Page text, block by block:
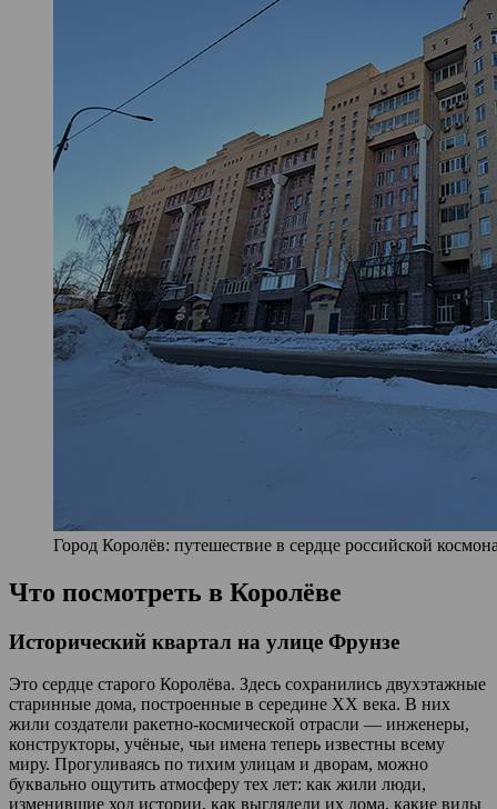
Город Королёв: путешествие в сердце российской
Что посмотреть в Королёве
Исторический квартал на улице Фрунзе
Это сердце старого Королёва. Здесь сохранились двухэтажные
старинные дома, построенные в середине XX века. В них
жили создатели ракетно‑космической отрасли — инженеры,
конструкторы, учёные, чьи имена теперь известны всему
миру. Прогуливаясь по тихим улицам и дворам, можно
буквально ощутить атмосферу тех лет: как жили люди,
изменившие ход истории, как выглядели их дома, какие виды